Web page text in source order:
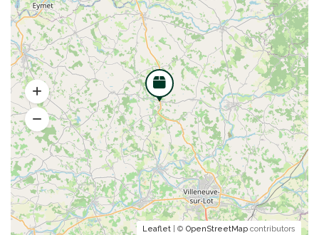
Leaflet | © OpenStreetMap contributors